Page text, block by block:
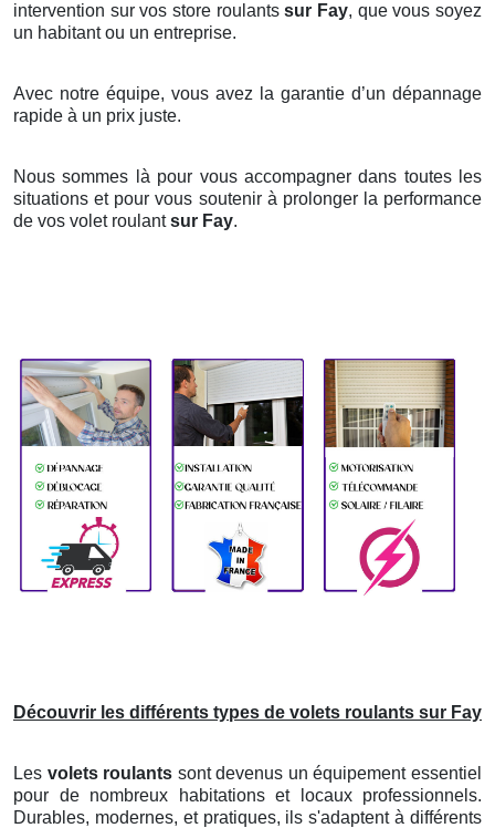
intervention sur vos store roulantssur Fay, que vous soyez
un habitant ou un entreprise.
Avec notre équipe, vous avez la garantie d’un dépannage
rapide à un prix juste.
Nous sommes là pour vous accompagner dans toutes les
situations et pour vous soutenir à prolonger la performance
de vos volet roulantsur Fay.
Découvrir les différents types de volets roulants sur Fay
Les volets roulants sont devenus un équipement essentiel
pour de nombreux habitations et locaux professionnels.
Durables, modernes, et pratiques, ils s'adaptent à différents